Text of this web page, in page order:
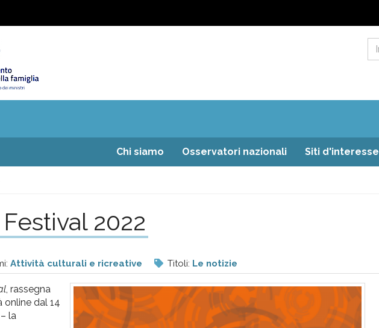
Chi siamo Osservatori nazionali Siti d'interesse
2022
Attività culturali e ricreative Titoli: Le notizie
, rassegna
online dal 14
la